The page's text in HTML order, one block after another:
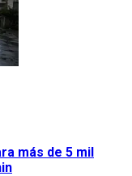
más de 5 mil